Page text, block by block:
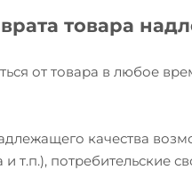
товара
от товара в любое
качества
т.п.), потребительские